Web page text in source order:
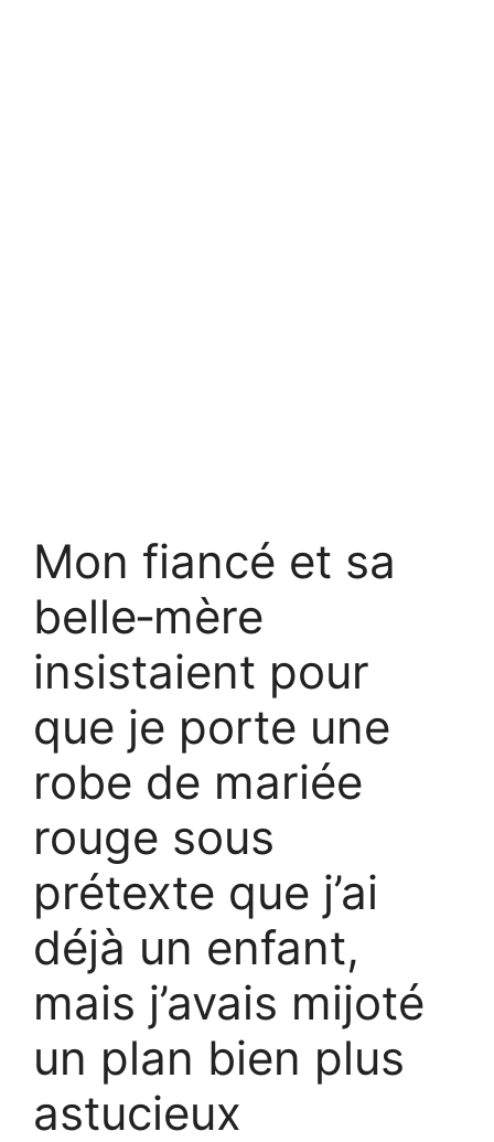
Mon fiancé et sa
belle‑mère
insistaient pour
que je porte une
robe de mariée
rouge sous
prétexte que j’ai
déjà un enfant,
mais j’avais mijoté
un plan bien plus
astucieux